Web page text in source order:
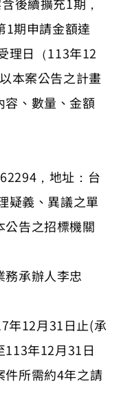
1期申請金額達
理日（113年12
本案公告之計畫
容、數量、金額
，地址：台
疑義、異議之單
告之招標機關
務承辦人李忠
年12月31日止(承
年12月31日
件所需約4年之請